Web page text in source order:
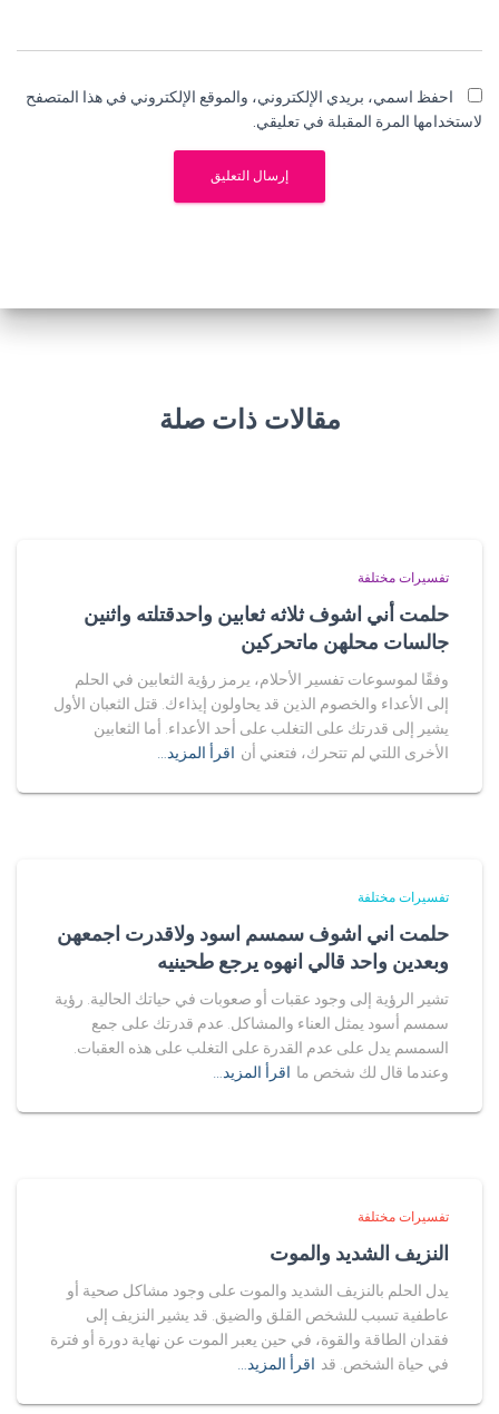
احفظ اسمي، بريدي الإلكتروني، والموقع الإلكتروني في هذا المتصفح
لاستخدامها المرة المقبلة في تعليقي.
مقالات ذات صلة
تفسيرات مختلفة
حلمت أني اشوف ثلاثه ثعابين واحدقتلته واثنين
جالسات محلهن ماتحركين
وفقًا لموسوعات تفسير الأحلام، يرمز رؤية الثعابين في الحلم
إلى الأعداء والخصوم الذين قد يحاولون إيذاءك. قتل الثعبان الأول
يشير إلى قدرتك على التغلب على أحد الأعداء. أما الثعابين
الأخرى اللتي لم تتحرك، فتعني أن اقرأ المزيد…
تفسيرات مختلفة
حلمت اني اشوف سمسم اسود ولاقدرت اجمعهن
وبعدين واحد قالي انهوه يرجع طحينيه
تشير الرؤية إلى وجود عقبات أو صعوبات في حياتك الحالية. رؤية
سمسم أسود يمثل العناء والمشاكل. عدم قدرتك على جمع
السمسم يدل على عدم القدرة على التغلب على هذه العقبات.
وعندما قال لك شخص ما اقرأ المزيد…
تفسيرات مختلفة
النزيف الشديد والموت
يدل الحلم بالنزيف الشديد والموت على وجود مشاكل صحية أو
عاطفية تسبب للشخص القلق والضيق. قد يشير النزيف إلى
فقدان الطاقة والقوة، في حين يعبر الموت عن نهاية دورة أو فترة
في حياة الشخص. قد اقرأ المزيد…